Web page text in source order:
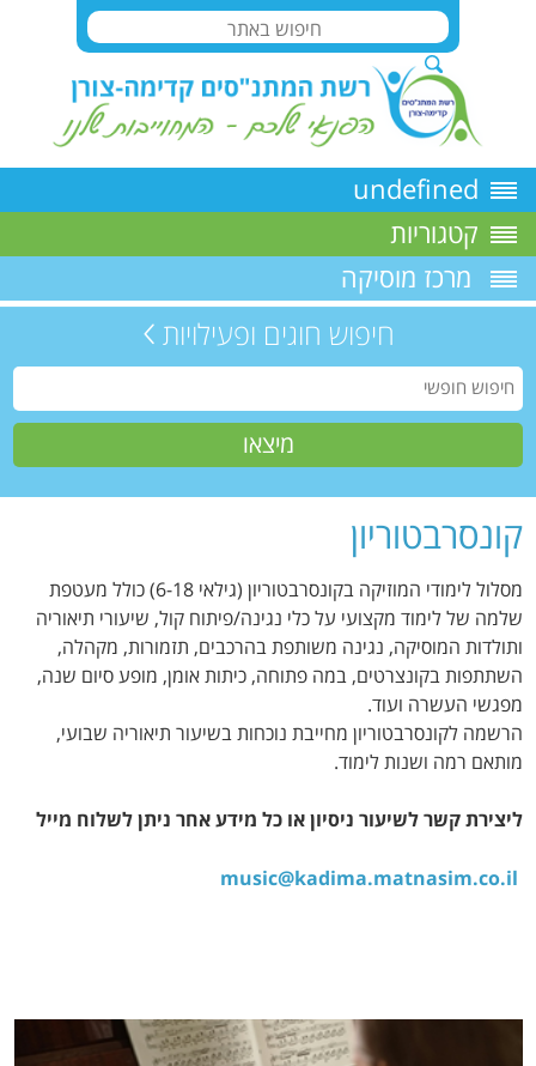
undefined
קטגוריות
מרכז מוסיקה
חיפוש חוגים ופעילויות
קונסרבטוריון
מסלול לימודי המוזיקה בקונסרבטוריון (גילאי 6-18) כולל מעטפת
שלמה של לימוד מקצועי על כלי נגינה/פיתוח קול, שיעורי תיאוריה
ותולדות המוסיקה, נגינה משותפת בהרכבים, תזמורות, מקהלה,
השתתפות בקונצרטים, במה פתוחה, כיתות אומן, מופע סיום שנה,
מפגשי העשרה ועוד.
הרשמה לקונסרבטוריון מחייבת נוכחות בשיעור תיאוריה שבועי,
מותאם רמה ושנות לימוד.
ליצירת קשר לשיעור ניסיון או כל מידע אחר ניתן לשלוח מייל